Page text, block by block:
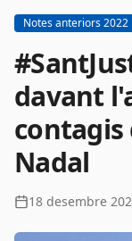
Notes anteriors 2022
davant
contagis
Nadal
18 desembre